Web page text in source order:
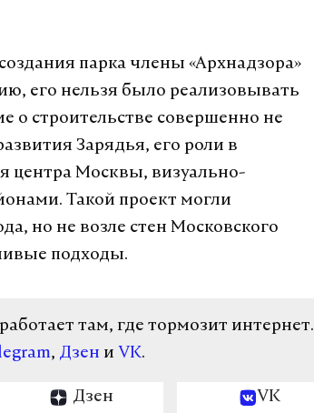
парка члены «Архнадзора»
его нельзя было реализовывать
о строительстве совершенно не
Зарядья, его роли в
центра Москвы, визуально-
Такой проект могли
но не возле стен Московского
подходы.
там, где тормозит интернет.
, Дзен и VK.
Дзен VK